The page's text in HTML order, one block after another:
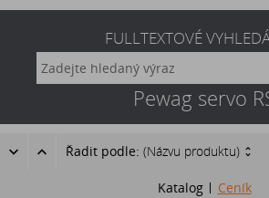
FULLTEXTOVÉ
Pewag servo
Řadit podle: (Názvu produktu)
Katalog Ceník